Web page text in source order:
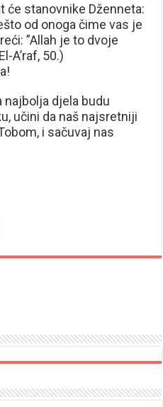
će stanovnike Dženneta:
od onoga čime vas je
”Allah je to dvoje
A’raf, 50.)
najbolja djela budu
učini da naš najsretniji
i sačuvaj nas